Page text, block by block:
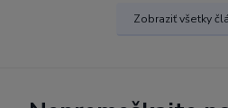
Zobraziť všetky